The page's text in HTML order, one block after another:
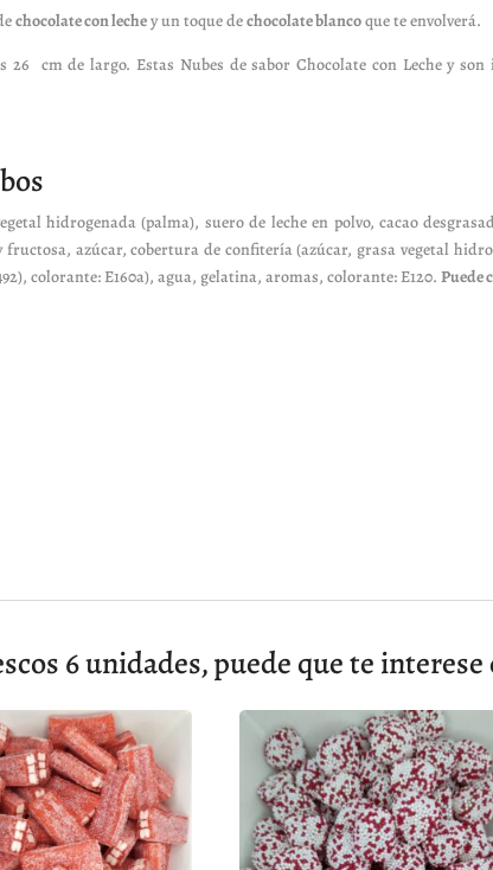
chocolate con lechey un toque dechocolate blancoque te envolverá.
26 cm de largo. Estas Nubes desabor Chocolate con Lechey son
hidrogenada (palma), suero de leche en polvo, cacao
azúcar, cobertura de confitería (azúcar, grasa vegetal
colorante: E160a), agua, gelatina, aromas, colorante: E120.Puede
6 unidades, puede que te